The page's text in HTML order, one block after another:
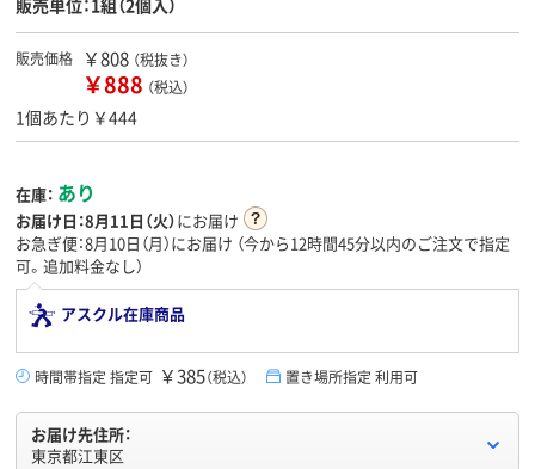
販売単位：1組（2個入）
販売価格 ￥808 （税抜き）
￥888 （税込）
1個あたり￥444
在庫： あり
お届け日：8月11日（火）にお届け
お急ぎ便：8月10日（月）にお届け （今から12時間45分以内のご注文で指定
可。追加料金なし）
アスクル在庫商品
時間帯指定 指定可 ￥385（税込） 置き場所指定 利用可
お届け先住所：
東京都江東区